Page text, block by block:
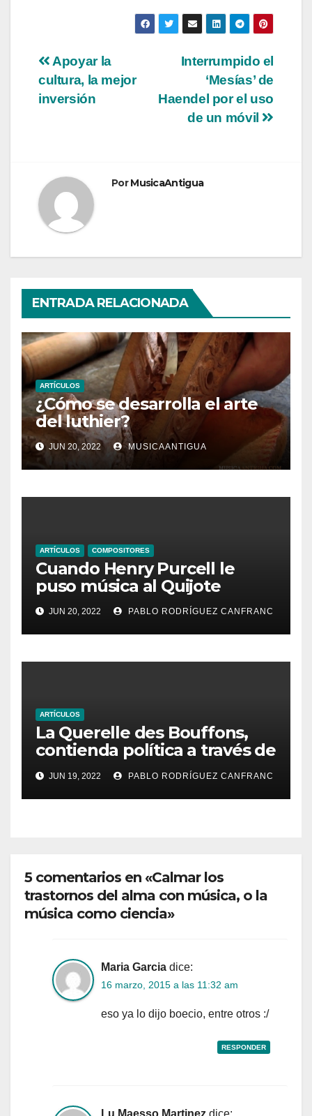
Navegación
de
Interrumpido el
‘Mesías’ de
Haendel por el uso
de un móvil
Apoyar la
cultura, la mejor
inversión
PorMusicaAntigua
ENTRADA RELACIONADA
ARTÍCULOS
¿Cómo se desarrolla el arte
del luthier?
JUN 20, 2022 MUSICAANTIGUA
ARTÍCULOS COMPOSITORES
Cuando Henry Purcell le
puso música al Quijote
JUN 20, 2022 PABLO RODRÍGUEZ CANFRANC
ARTÍCULOS
La Querelle des Bouffons,
contienda política a través de
la ópera
JUN 19, 2022 PABLO RODRÍGUEZ CANFRANC
5 comentarios en «Calmar los
trastornos del alma con música, o la
música como ciencia»
Maria Garcia dice:
16 marzo, 2015 a las 11:32 am
eso ya lo dijo boecio, entre otros :/
RESPONDER
Lu Maesso Martinez dice: